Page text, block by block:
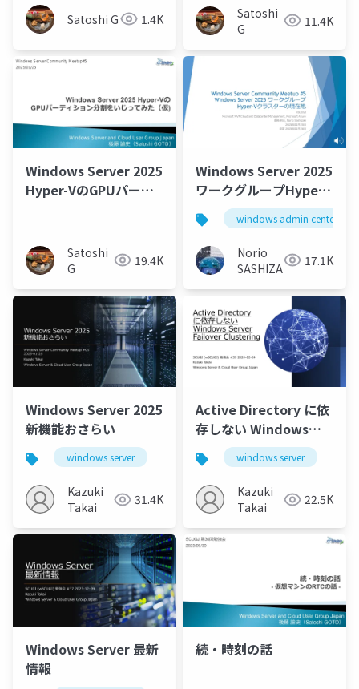
Satoshi G 1.4K
Satoshi
G
11.4K
Windows Server 2025
Hyper-VのGPUパーテ
Satoshi
G
19.4K
Windows Server 2025
ワークグループHyper-
Vクラスターの現在地
_Current location of
Windows Server 2025
Workgroup Hyper-V
Cluster
windows admin center
Norio
SASHIZAKI
17.1K
Windows Server 2025
新機能おさらい
windows server windows server 2025 hotpatch
Kazuki
Takai
31.4K
Active Directory に依
存しない Windows
Server Failover
Clustering
windows server
Kazuki
Takai
22.5K
Windows Server 最新
情報
続・時刻の話